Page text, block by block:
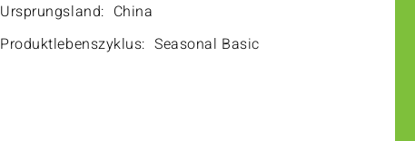
Ursprungsland: China
Produktlebenszyklus: Seasonal Basic